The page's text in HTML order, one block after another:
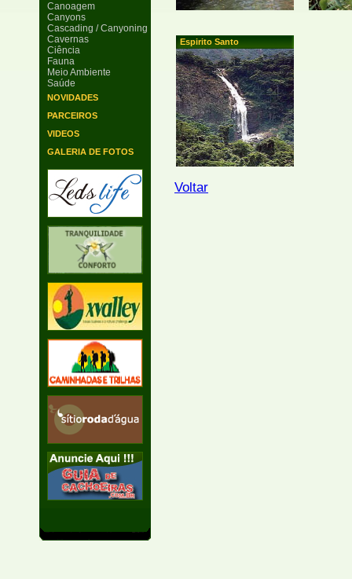
Canoagem
Canyons
Cascading / Canyoning
Cavernas
Ciência
Fauna
Meio Ambiente
Saúde
NOVIDADES
PARCEIROS
VIDEOS
GALERIA DE FOTOS
Espirito Santo
Voltar